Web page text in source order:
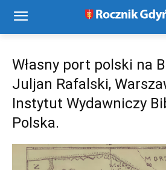
Własny port polski na
Juljan Rafalski,
Instytut Wydawniczy
Polska.